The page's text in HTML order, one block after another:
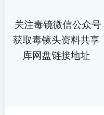
关注毒镜微信公众号
获取毒镜头资料共享
库网盘链接地址